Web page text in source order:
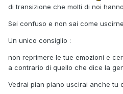
di transizione che molti di noi
Sei confuso e non sai come
Un unico consiglio :
non reprimere le tue emozioni e
a contrario di quello che dice la
Vedrai pian piano uscirai anche tu